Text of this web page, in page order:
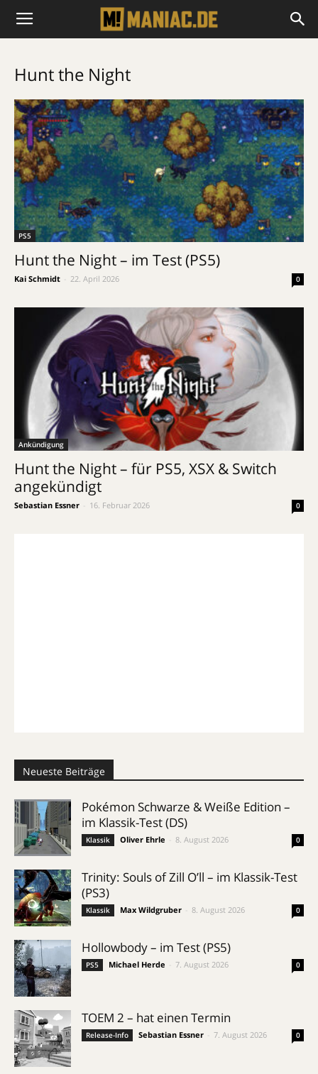
Hunt the Night
PS5
Hunt the Night – im Test (PS5)
Kai Schmidt 22. April 2026 0
Ankündigung
Hunt the Night – für PS5, XSX & Switch
angekündigt
Sebastian Essner 16. Februar 2026 0
Neueste Beiträge
Pokémon Schwarze & Weiße Edition –
im Klassik-Test (DS)
Klassik Oliver Ehrle 8. August 2026 0
Trinity: Souls of Zill O’ll – im Klassik-Test
(PS3)
Klassik Max Wildgruber 8. August 2026 0
Hollowbody – im Test (PS5)
PS5 Michael Herde 7. August 2026 0
TOEM 2 – hat einen Termin
Release-Info Sebastian Essner 7. August 2026 0